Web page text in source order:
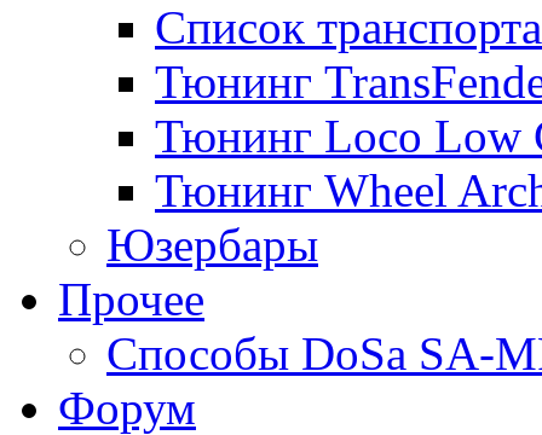
Список транспорта
Тюнинг
Тюнинг Loco Low
Тюнинг Wheel
Юзербары
Прочее
Cпособы DoSа SA-
Форум